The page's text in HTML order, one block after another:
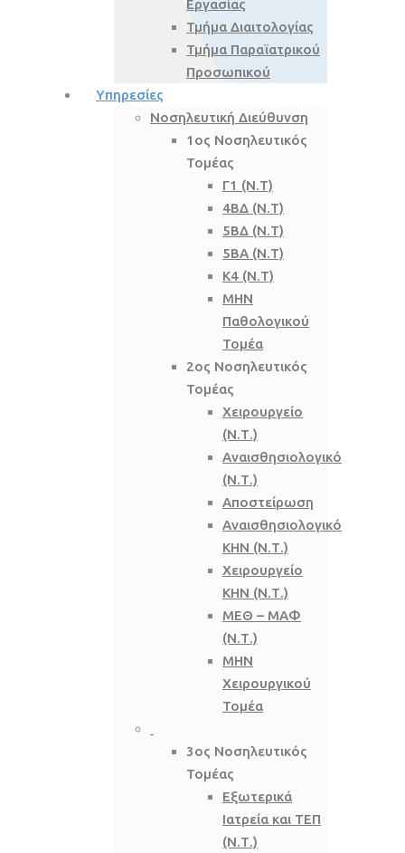
Εργασίας
Τμήμα Διαιτολογίας
Τμήμα Παραϊατρικού
Προσωπικού
Υπηρεσίες
Νοσηλευτική Διεύθυνση
1ος Νοσηλευτικός
Τομέας
Γ1 (Ν.Τ)
4ΒΔ (Ν.Τ)
5ΒΔ (Ν.Τ)
5ΒΑ (Ν.Τ)
Κ4 (Ν.Τ)
ΜΗΝ
Παθολογικού
Τομέα
2ος Νοσηλευτικός
Τομέας
Χειρουργείο
(Ν.Τ.)
Αναισθησιολογικό
(Ν.Τ.)
Αποστείρωση
Αναισθησιολογικό
ΚΗΝ (Ν.Τ.)
Χειρουργείο
ΚΗΝ (Ν.Τ.)
ΜΕΘ – ΜΑΦ
(Ν.Τ.)
ΜΗΝ
Χειρουργικού
Τομέα
3ος Νοσηλευτικός
Τομέας
Εξωτερικά
Ιατρεία και ΤΕΠ
(Ν.Τ.)